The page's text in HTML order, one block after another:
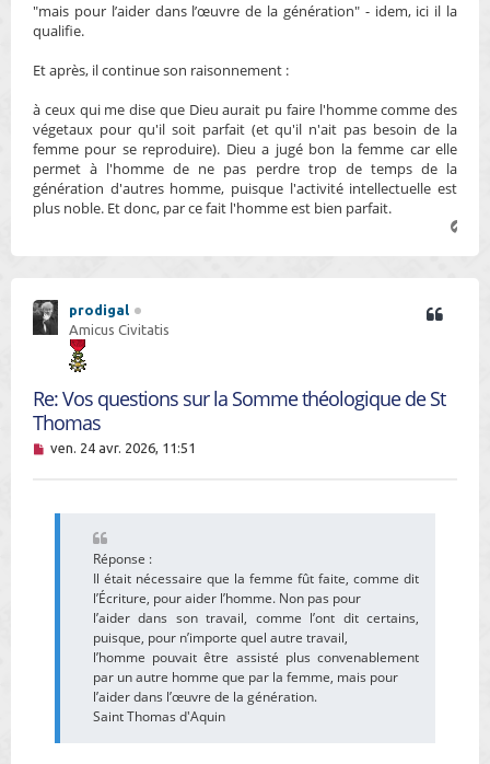
"mais pour l’aider dans l’œuvre de la génération" - idem, ici il la
qualifie.
Et après, il continue son raisonnement :
à ceux qui me dise que Dieu aurait pu faire l'homme comme des
végetaux pour qu'il soit parfait (et qu'il n'ait pas besoin de la
femme pour se reproduire). Dieu a jugé bon la femme car elle
permet à l'homme de ne pas perdre trop de temps de la
génération d'autres homme, puisque l'activité intellectuelle est
plus noble. Et donc, par ce fait l'homme est bien parfait.
prodigal
Amicus Civitatis
Re: Vos questions sur la Somme théologique de St
Thomas
M
ven. 24 avr. 2026, 11:51
Réponse :
Il était nécessaire que la femme fût faite, comme dit
l’Écriture, pour aider l’homme. Non pas pour
l’aider dans son travail, comme l’ont dit certains,
puisque, pour n’importe quel autre travail,
l’homme pouvait être assisté plus convenablement
par un autre homme que par la femme, mais pour
l’aider dans l’œuvre de la génération.
Saint Thomas d'Aquin